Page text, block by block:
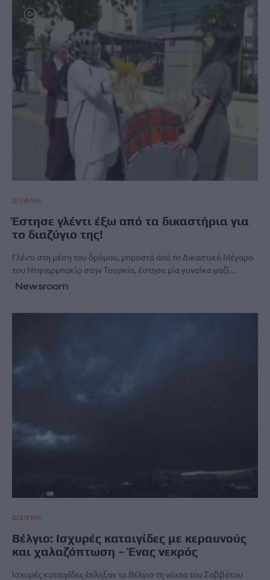
ΔΙΕΘΝΗ
Έστησε γλέντι έξω από τα δικαστήρια για
το διαζύγιο της!
Γλέντι στη μέση του δρόμου, μπροστά από το Δικαστικό Μέγαρο
του Ντιγιαρμπακίρ στην Τουρκία, έστησε μία γυναίκα μαζί…
Newsroom
ΔΙΕΘΝΗ
Βέλγιο: Ισχυρές καταιγίδες με κεραυνούς
και χαλαζόπτωση – Ένας νεκρός
Ισχυρές καταιγίδες έπληξαν το Βέλγιο τη νύχτα του Σαββάτου